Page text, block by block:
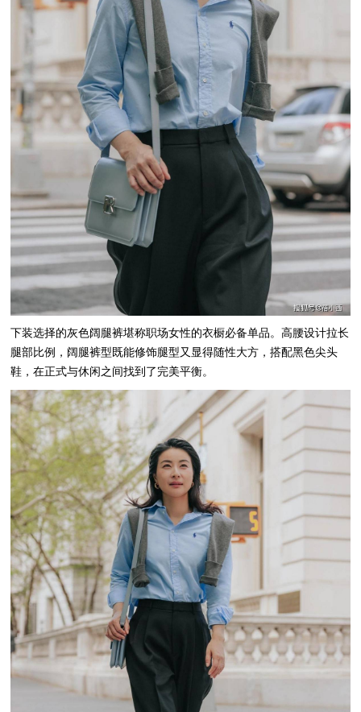
下装选择的灰色阔腿裤堪称职场女性的衣橱必备单品。高腰设计拉长
腿部比例，阔腿裤型既能修饰腿型又显得随性大方，搭配黑色尖头
鞋，在正式与休闲之间找到了完美平衡。